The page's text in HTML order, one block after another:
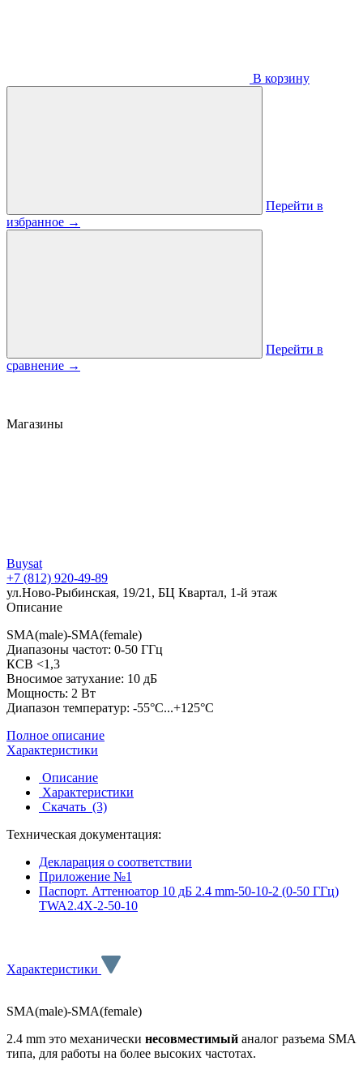
В корзину
Перейти в
избранное →
Перейти в
сравнение →
Магазины
Buysat
+7 (812) 920-49-89
ул.Ново-Рыбинская, 19/21, БЦ Квартал, 1-й этаж
Описание
SMA(male)-SMA(female)
Диапазоны частот: 0-50 ГГц
КСВ <1,3
Вносимое затухание: 10 дБ
Мощность: 2 Вт
Диапазон температур: -55°C...+125°C
Полное описание
Характеристики
Описание
Характеристики
Скачать (3)
Техническая документация:
Декларация о соответствии
Приложение №1
Паспорт. Аттенюатор 10 дБ 2.4 mm-50-10-2 (0-50 ГГц)
TWA2.4X-2-50-10
Характеристики
SMA(male)-SMA(female)
2.4 mm это механически несовместимый аналог разъема SMA
типа, для работы на более высоких частотах.